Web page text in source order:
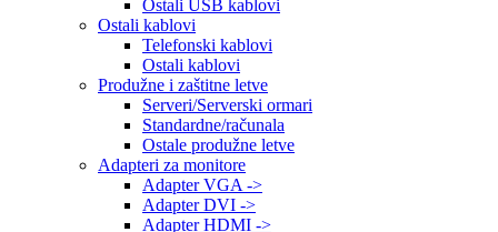
Ostali USB kablovi
Ostali kablovi
Telefonski kablovi
Ostali kablovi
Produžne i zaštitne letve
Serveri/Serverski ormari
Standardne/računala
Ostale produžne letve
Adapteri za monitore
Adapter VGA ->
Adapter DVI ->
Adapter HDMI ->